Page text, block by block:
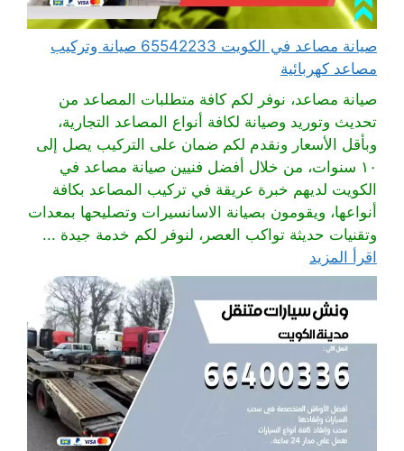
صيانة مصاعد في الكويت 65542233 صيانة وتركيب
مصاعد كهربائية
صيانة مصاعد، نوفر لكم كافة متطلبات المصاعد من
تحديث وتوريد وصيانة لكافة أنواع المصاعد التجارية،
وبأقل الأسعار ونقدم لكم ضمان على التركيب يصل إلى
١٠ سنوات، من خلال أفضل فنيين صيانة مصاعد في
الكويت لديهم خبرة عريقة في تركيب المصاعد بكافة
أنواعها، ويقومون بصيانة الاسانسيرات وتصليحها بمعدات
وتقنيات حديثة تواكب العصر، لنوفر لكم خدمة جيدة ...
اقرأ المزيد